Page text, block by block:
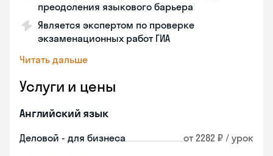
преодоления языкового барьера
Является экспертом по проверке
экзаменационных работ ГИА
Читать дальше
Услуги и цены
Английский язык
Деловой - для бизнеса от 2282 ₽ / урок